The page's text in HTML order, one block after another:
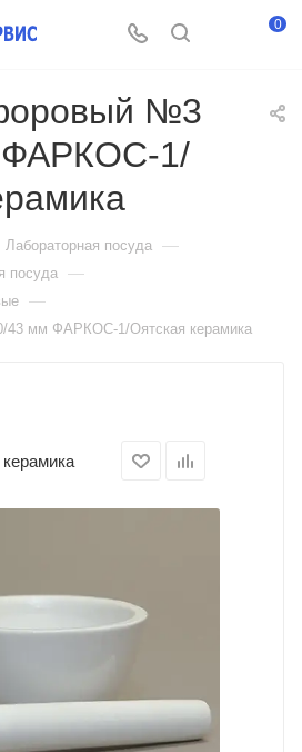
0
№3
ФАРКОС-1/
Лабораторная посуда —
посуда —
—
мм ФАРКОС-1/Оятская керамика